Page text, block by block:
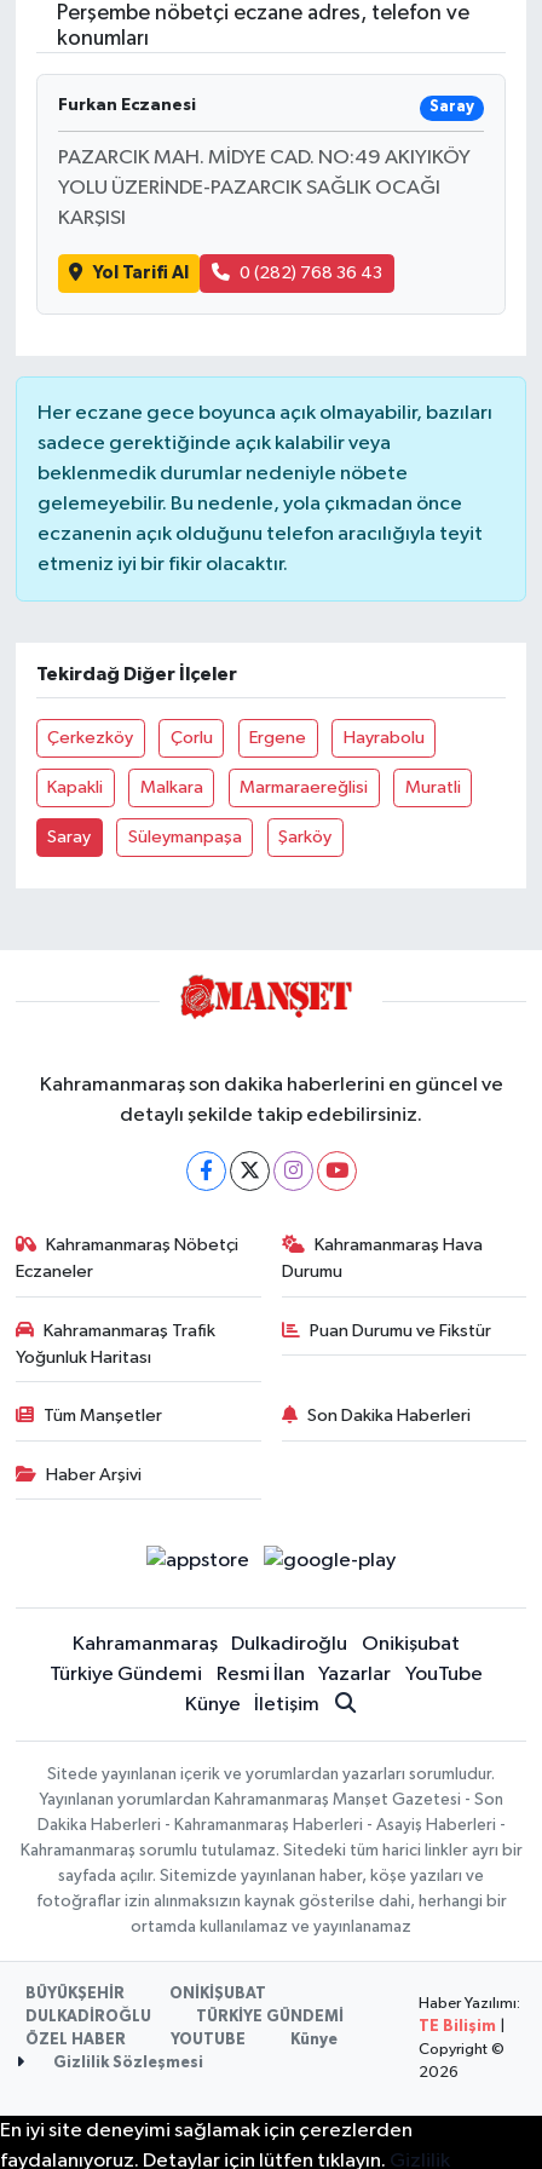
Perşembe nöbetçi eczane adres, telefon ve
konumları
Furkan Eczanesi Saray
PAZARCIK MAH. MİDYE CAD. NO:49 AKIYIKÖY
YOLU ÜZERİNDE-PAZARCIK SAĞLIK OCAĞI
KARŞISI
Yol Tarifi Al 0 (282) 768 36 43
Her eczane gece boyunca açık olmayabilir, bazıları
sadece gerektiğinde açık kalabilir veya
beklenmedik durumlar nedeniyle nöbete
gelemeyebilir. Bu nedenle, yola çıkmadan önce
eczanenin açık olduğunu telefon aracılığıyla teyit
etmeniz iyi bir fikir olacaktır.
Tekirdağ Diğer İlçeler
Çerkezköy Çorlu Ergene Hayrabolu
Kapakli Malkara Marmaraereğlisi Muratli
Saray Süleymanpaşa Şarköy
Kahramanmaraş son dakika haberlerini en güncel ve
detaylı şekilde takip edebilirsiniz.
Kahramanmaraş Nöbetçi
Eczaneler
Kahramanmaraş Hava
Durumu
Kahramanmaraş Trafik
Yoğunluk Haritası
Puan Durumu ve Fikstür
Tüm Manşetler Son Dakika Haberleri
Haber Arşivi
Kahramanmaraş Dulkadiroğlu
Onikişubat
Türkiye Gündemi
Resmi İlan Yazarlar
YouTube
Künye
İletişim
Sitede yayınlanan içerik ve yorumlardan yazarları sorumludur.
Yayınlanan yorumlardan Kahramanmaraş Manşet Gazetesi - Son
Dakika Haberleri - Kahramanmaraş Haberleri - Asayiş Haberleri -
Kahramanmaraş sorumlu tutulamaz. Sitedeki tüm harici linkler ayrı bir
sayfada açılır. Sitemizde yayınlanan haber, köşe yazıları ve
fotoğraflar izin alınmaksızın kaynak gösterilse dahi, herhangi bir
ortamda kullanılamaz ve yayınlanamaz
BÜYÜKŞEHİR
ONİKİŞUBAT
DULKADİROĞLU
TÜRKİYE GÜNDEMİ
ÖZEL HABER
YOUTUBE
Künye
Gizlilik Sözleşmesi
Haber Yazılımı:
TE Bilişim
Copyright ©
2026
En iyi site deneyimi sağlamak için çerezlerden
faydalanıyoruz. Detaylar için lütfen tıklayın. Gizlilik